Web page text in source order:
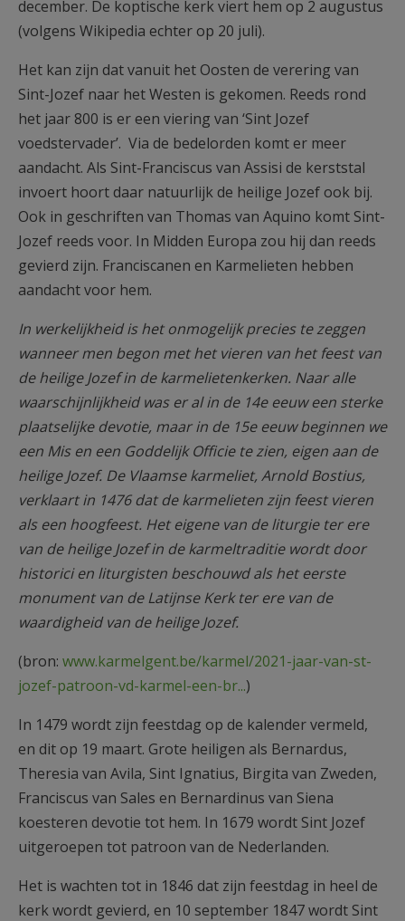
december. De koptische kerk viert hem op 2 augustus
(volgens Wikipedia echter op 20 juli).
Het kan zijn dat vanuit het Oosten de verering van
Sint-Jozef naar het Westen is gekomen. Reeds rond
het jaar 800 is er een viering van ‘Sint Jozef
voedstervader’. Via de bedelorden komt er meer
aandacht. Als Sint-Franciscus van Assisi de kerststal
invoert hoort daar natuurlijk de heilige Jozef ook bij.
Ook in geschriften van Thomas van Aquino komt Sint-
Jozef reeds voor. In Midden Europa zou hij dan reeds
gevierd zijn. Franciscanen en Karmelieten hebben
aandacht voor hem.
In werkelijkheid is het onmogelijk precies te zeggen
wanneer men begon met het vieren van het feest van
de heilige Jozef in de karmelietenkerken. Naar alle
waarschijnlijkheid was er al in de 14e eeuw een sterke
plaatselijke devotie, maar in de 15e eeuw beginnen we
een Mis en een Goddelijk Officie te zien, eigen aan de
heilige Jozef. De Vlaamse karmeliet, Arnold Bostius,
verklaart in 1476 dat de karmelieten zijn feest vieren
als een hoogfeest. Het eigene van de liturgie ter ere
van de heilige Jozef in de karmeltraditie wordt door
historici en liturgisten beschouwd als het eerste
monument van de Latijnse Kerk ter ere van de
waardigheid van de heilige Jozef.
(bron: www.karmelgent.be/karmel/2021-jaar-van-st-
jozef-patroon-vd-karmel-een-br...)
In 1479 wordt zijn feestdag op de kalender vermeld,
en dit op 19 maart. Grote heiligen als Bernardus,
Theresia van Avila, Sint Ignatius, Birgita van Zweden,
Franciscus van Sales en Bernardinus van Siena
koesteren devotie tot hem. In 1679 wordt Sint Jozef
uitgeroepen tot patroon van de Nederlanden.
Het is wachten tot in 1846 dat zijn feestdag in heel de
kerk wordt gevierd, en 10 september 1847 wordt Sint